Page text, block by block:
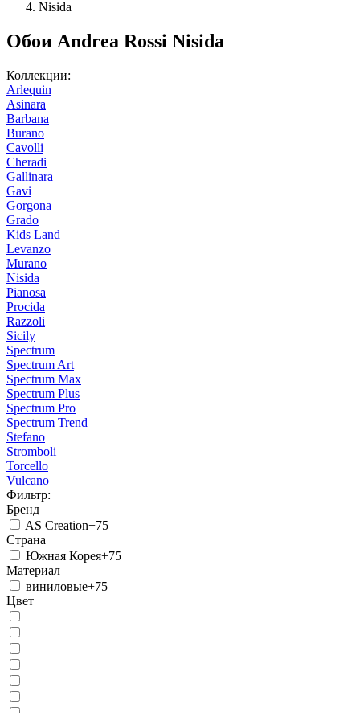
Nisida
Обои Andrea Rossi Nisida
Коллекции:
Arlequin
Asinara
Barbana
Burano
Cavolli
Cheradi
Gallinara
Gavi
Gorgona
Grado
Kids Land
Levanzo
Murano
Nisida
Pianosa
Procida
Razzoli
Sicily
Spectrum
Spectrum Art
Spectrum Max
Spectrum Plus
Spectrum Pro
Spectrum Trend
Stefano
Stromboli
Torcello
Vulcano
Фильтр:
Бренд
AS Creation+75
Страна
Южная Корея+75
Материал
виниловые+75
Цвет